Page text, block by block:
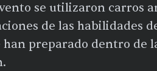
se utilizaron carros
de las habilidades
han preparado dentro de